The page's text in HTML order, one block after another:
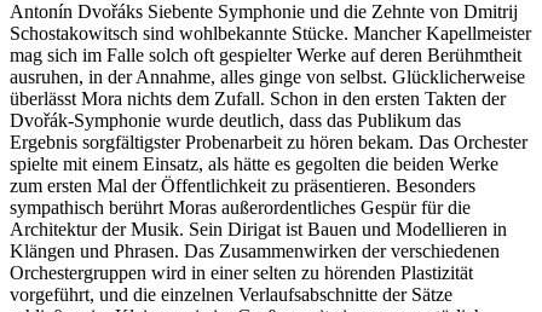
Antonín Dvořáks Siebente Symphonie und die Zehnte von Dmitrij
Schostakowitsch sind wohlbekannte Stücke. Mancher Kapellmeister
mag sich im Falle solch oft gespielter Werke auf deren Berühmtheit
ausruhen, in der Annahme, alles ginge von selbst. Glücklicherweise
überlässt Mora nichts dem Zufall. Schon in den ersten Takten der
Dvořák-Symphonie wurde deutlich, dass das Publikum das
Ergebnis sorgfältigster Probenarbeit zu hören bekam. Das Orchester
spielte mit einem Einsatz, als hätte es gegolten die beiden Werke
zum ersten Mal der Öffentlichkeit zu präsentieren. Besonders
sympathisch berührt Moras außerordentliches Gespür für die
Architektur der Musik. Sein Dirigat ist Bauen und Modellieren in
Klängen und Phrasen. Das Zusammenwirken der verschiedenen
Orchestergruppen wird in einer selten zu hörenden Plastizität
vorgeführt, und die einzelnen Verlaufsabschnitte der Sätze